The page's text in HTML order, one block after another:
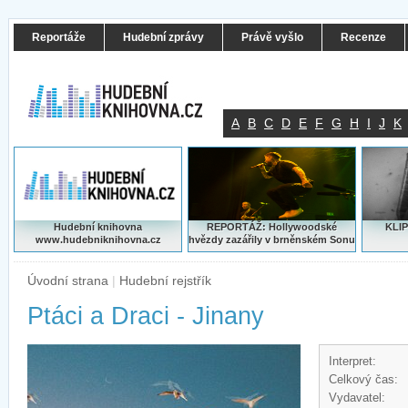
Reportáže Hudební zprávy Právě vyšlo Recenze
A B C D E F G H I J K
Hudební knihovna
www.hudebniknihovna.cz
REPORTÁŽ: Hollywoodské
hvězdy zazářily v brněnském Sonu
Úvodní strana | Hudební rejstřík
Ptáci a Draci - Jinany
Interpret:
Celkový čas:
Vydavatel: